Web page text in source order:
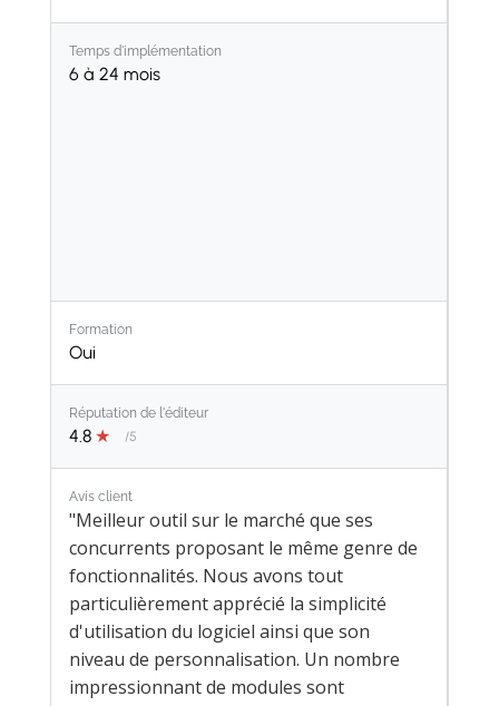
Sondages
Discussion
WhatsApp
Temps d'implémentation
6 à 24 mois
Formation
Oui
Réputation de l'éditeur
4.8 ★ /5
Avis client
"Meilleur outil sur le marché que ses
concurrents proposant le même genre de
fonctionnalités. Nous avons tout
particulièrement apprécié la simplicité
d'utilisation du logiciel ainsi que son
niveau de personnalisation. Un nombre
impressionnant de modules sont